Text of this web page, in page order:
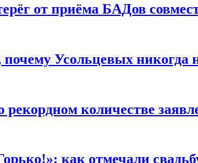
от приёма БАДов
Усольцевых никогда
количестве
как отмечали